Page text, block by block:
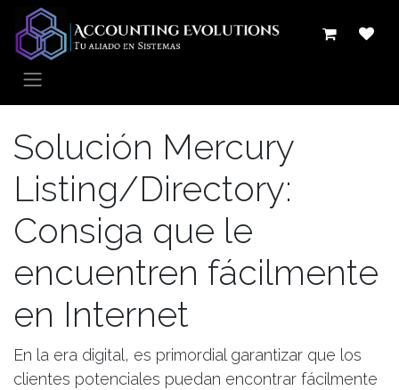
Ir al contenido
Solución Mercury
Listing/Directory:
Consiga que le
encuentren fácilmente
en Internet
En la era digital, es primordial garantizar que los
clientes potenciales puedan encontrar fácilmente